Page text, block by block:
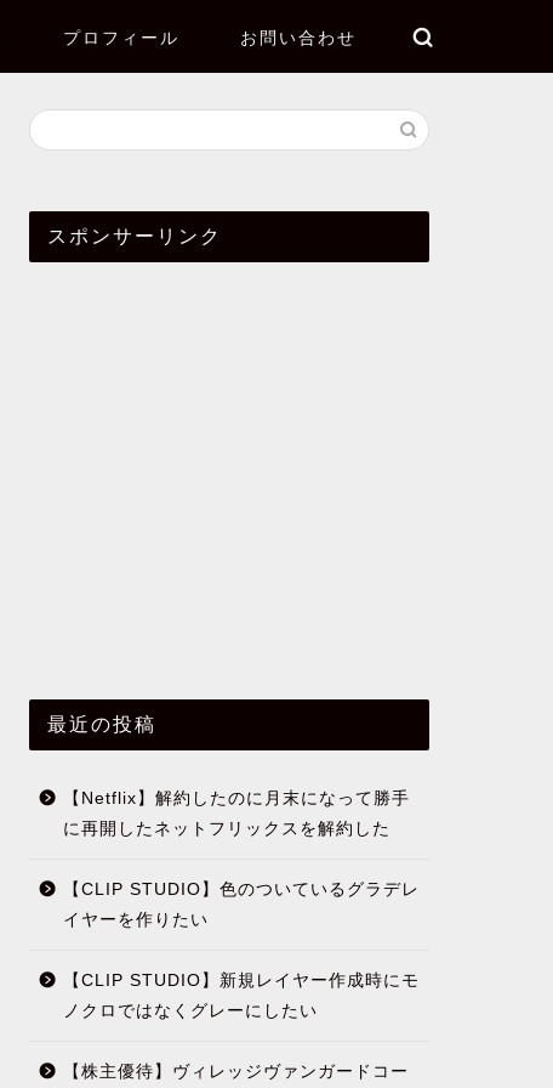
プロフィール お問い合わせ
スポンサーリンク
最近の投稿
【Netflix】解約したのに月末になって勝手
に再開したネットフリックスを解約した
【CLIP STUDIO】色のついているグラデレ
イヤーを作りたい
【CLIP STUDIO】新規レイヤー作成時にモ
ノクロではなくグレーにしたい
【株主優待】ヴィレッジヴァンガードコー